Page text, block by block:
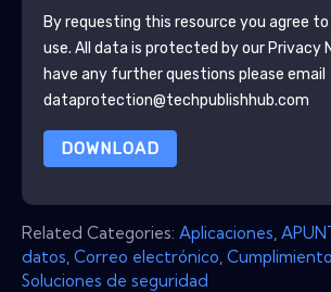
By requesting this resource you agree
use. All data is protected by our Privacy
have any further questions please email
dataprotection@techpublishhub.com
DOWNLOAD
Related Categories: Aplicaciones
datos Correo electrónico Cumplimiento
Soluciones de seguridad